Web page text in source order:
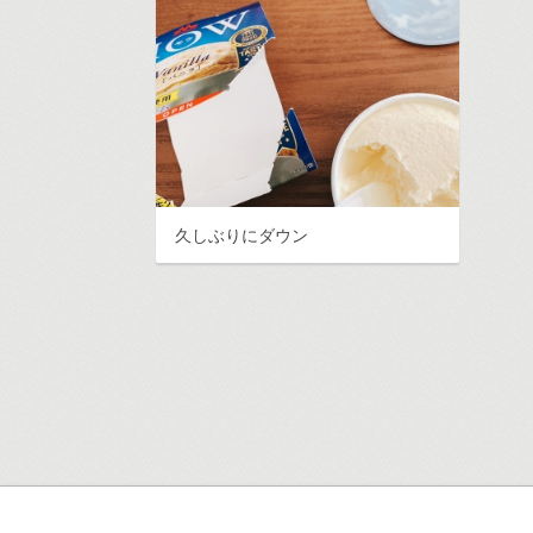
久しぶりにダウン